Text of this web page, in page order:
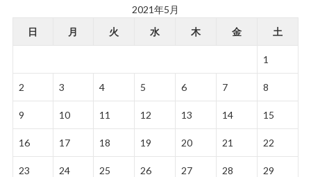
2021年5月
日
月 火 水 木 金 土
1
2 3 4 5 6 7 8
9 10 11 12 13 14 15
16 17 18 19 20 21 22
23 24 25 26 27 28 29